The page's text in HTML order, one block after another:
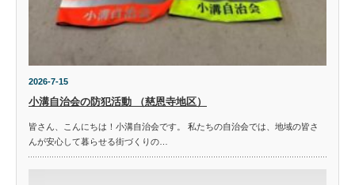
2026-7-15
小溝自治会の防犯活動 （慈恩寺地区）
皆さん、こんにちは！小溝自治会です。 私たちの自治会では、地域の皆さ
んが安心して暮らせる街づくりの…